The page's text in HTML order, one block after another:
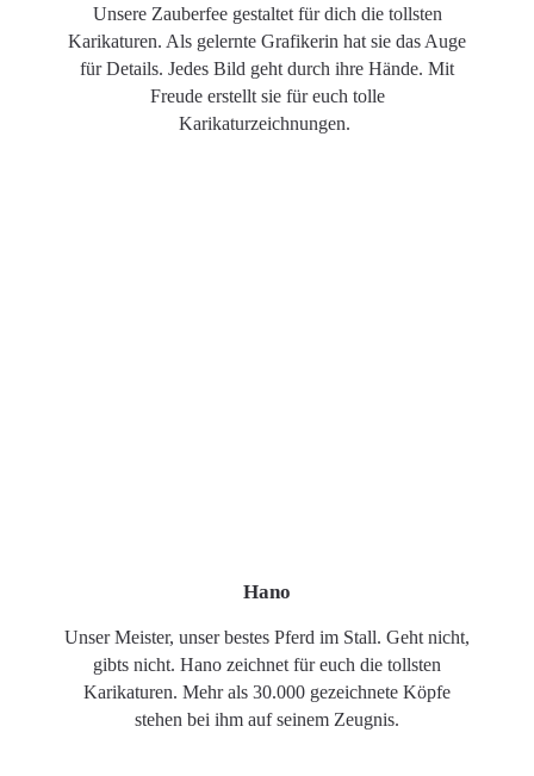
Unsere Zauberfee gestaltet für dich die tollsten
Karikaturen. Als gelernte Grafikerin hat sie das Auge
für Details. Jedes Bild geht durch ihre Hände. Mit
Freude erstellt sie für euch tolle
Karikaturzeichnungen.
Hano
Unser Meister, unser bestes Pferd im Stall. Geht nicht,
gibts nicht. Hano zeichnet für euch die tollsten
Karikaturen. Mehr als 30.000 gezeichnete Köpfe
stehen bei ihm auf seinem Zeugnis.